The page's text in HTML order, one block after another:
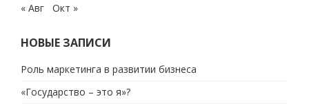
« Авг Окт »
НОВЫЕ ЗАПИСИ
Роль маркетинга в развитии бизнеса
«Государство – это я»?